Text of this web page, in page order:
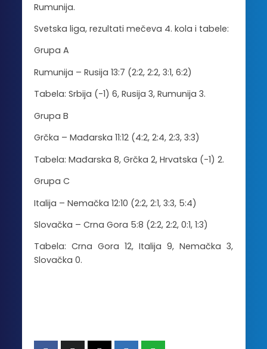
Rumunija.
Svetska liga, rezultati mečeva 4. kola i tabele:
Grupa A
Rumunija – Rusija 13:7 (2:2, 2:2, 3:1, 6:2)
Tabela: Srbija (-1) 6, Rusija 3, Rumunija 3.
Grupa B
Grčka – Mađarska 11:12 (4:2, 2:4, 2:3, 3:3)
Tabela: Mađarska 8, Grčka 2, Hrvatska (-1) 2.
Grupa C
Italija – Nemačka 12:10 (2:2, 2:1, 3:3, 5:4)
Slovačka – Crna Gora 5:8 (2:2, 2:2, 0:1, 1:3)
Tabela: Crna Gora 12, Italija 9, Nemačka 3,
Slovačka 0.